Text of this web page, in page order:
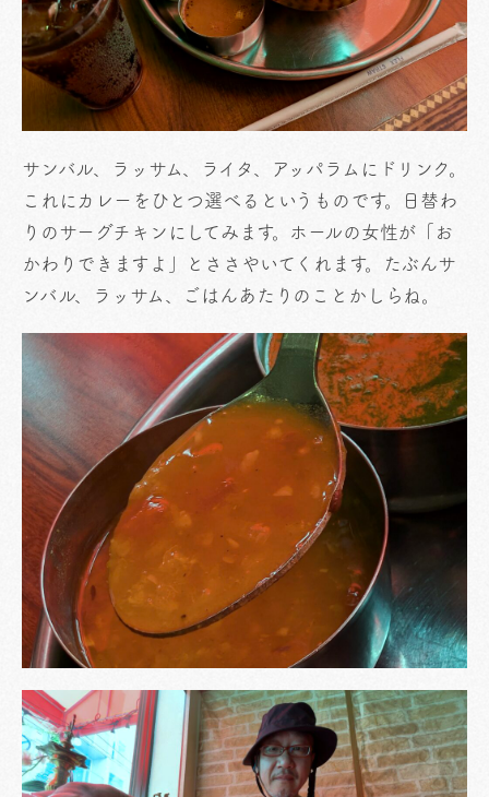
サンバル、ラッサム、ライタ、アッパラムにドリンク。
これにカレーをひとつ選べるというものです。日替わ
りのサーグチキンにしてみます。ホールの女性が「お
かわりできますよ」とささやいてくれます。たぶんサ
ンバル、ラッサム、ごはんあたりのことかしらね。